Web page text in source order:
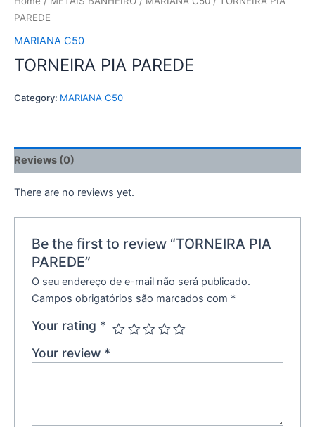
PAREDE
MARIANA C50
TORNEIRA PIA PAREDE
Category: MARIANA C50
Reviews (0)
There are no reviews yet.
Be the first to review “TORNEIRA PIA
PAREDE”
O seu endereço de e-mail não será publicado.
Campos obrigatórios são marcados com *
Your rating *
Your review *